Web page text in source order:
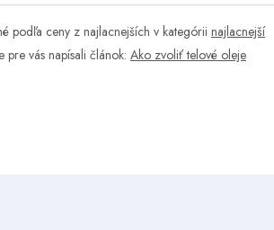
podľa ceny z najlacnejších v kategórii najlacnejší
pre vás napísali článok: Ako zvoliť telové oleje